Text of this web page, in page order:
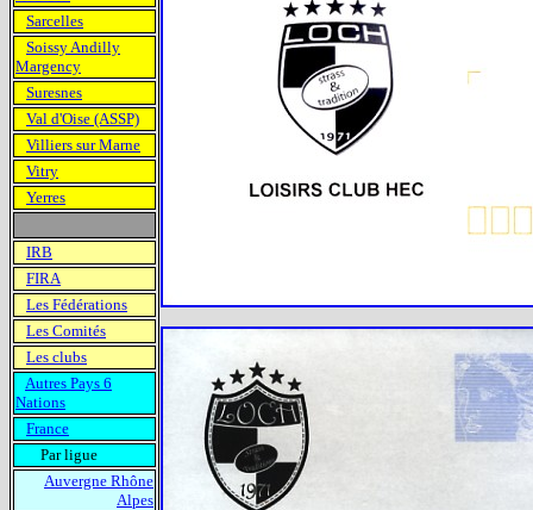
Sarcelles
Soissy Andilly
Margency
Suresnes
Val d'Oise (ASSP)
Villiers sur Marne
Vitry
Yerres
IRB
FIRA
Les Fédérations
Les Comités
Les clubs
Autres Pays 6
Nations
France
Par ligue
Auvergne Rhône
Alpes